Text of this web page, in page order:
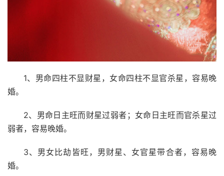
1、男命四柱不显财星，女命四柱不显官杀星，容易晚
婚。
2、男命日主旺而财星过弱者；女命日主旺而官杀星过
弱者，容易晚婚。
3、男女比劫皆旺，男财星、女官星带合者，容易晚
婚。